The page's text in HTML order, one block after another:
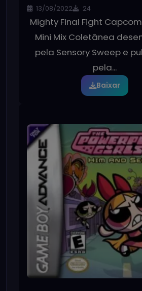
13/08/2022 24
Mighty Final Fight
Mini Mix Coletânea
pela Sensory Sweep e
pela...
Baixar